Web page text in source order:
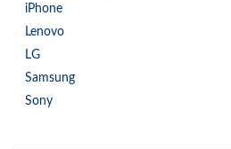
iPhone
Lenovo
LG
Samsung
Sony